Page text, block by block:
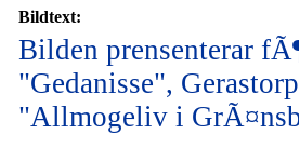
Bildtext:
Bilden prensenterar
"Gedanisse",
"Allmogeliv i